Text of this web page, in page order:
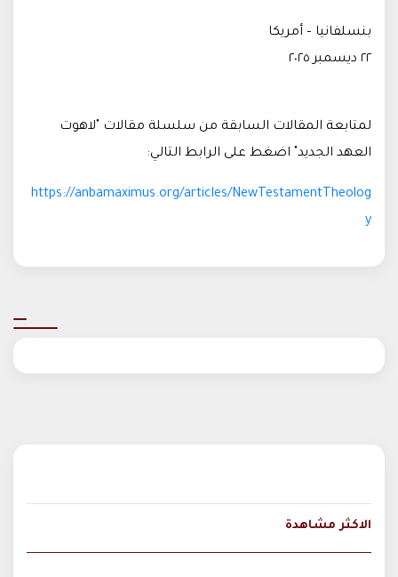
بنسلفانيا – أمريكا
٢٢ ديسمبر ٢٠٢٥
لمتابعة المقالات السابقة من سلسلة مقالات "لاهوت
العهد الجديد" اضغط على الرابط التالي:
https://anbamaximus.org/articles/NewTestamentTheolog
y
الاكثر مشاهدة